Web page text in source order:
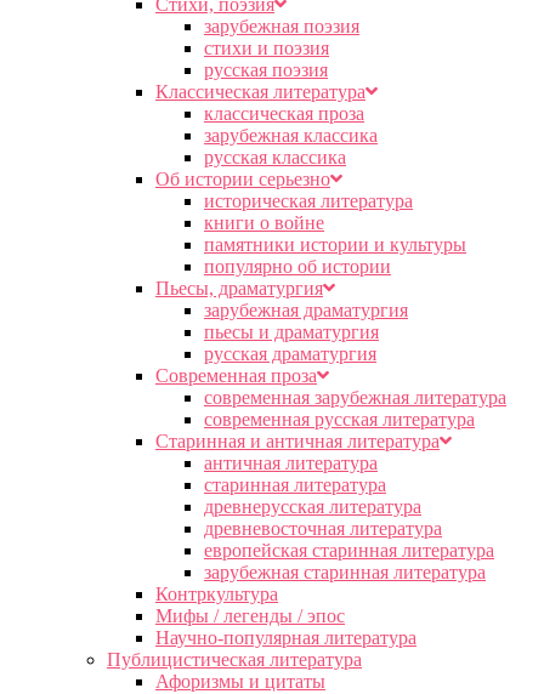
Cтихи, поэзия
зарубежная поэзия
стихи и поэзия
русская поэзия
Классическая литература
классическая проза
зарубежная классика
русская классика
Об истории серьезно
историческая литература
книги о войне
памятники истории и культуры
популярно об истории
Пьесы, драматургия
зарубежная драматургия
пьесы и драматургия
русская драматургия
Современная проза
современная зарубежная литература
современная русская литература
Старинная и античная литература
античная литература
старинная литература
древнерусская литература
древневосточная литература
европейская старинная литература
зарубежная старинная литература
Контркультура
Мифы / легенды / эпос
Научно-популярная литература
Публицистическая литература
Афоризмы и цитаты